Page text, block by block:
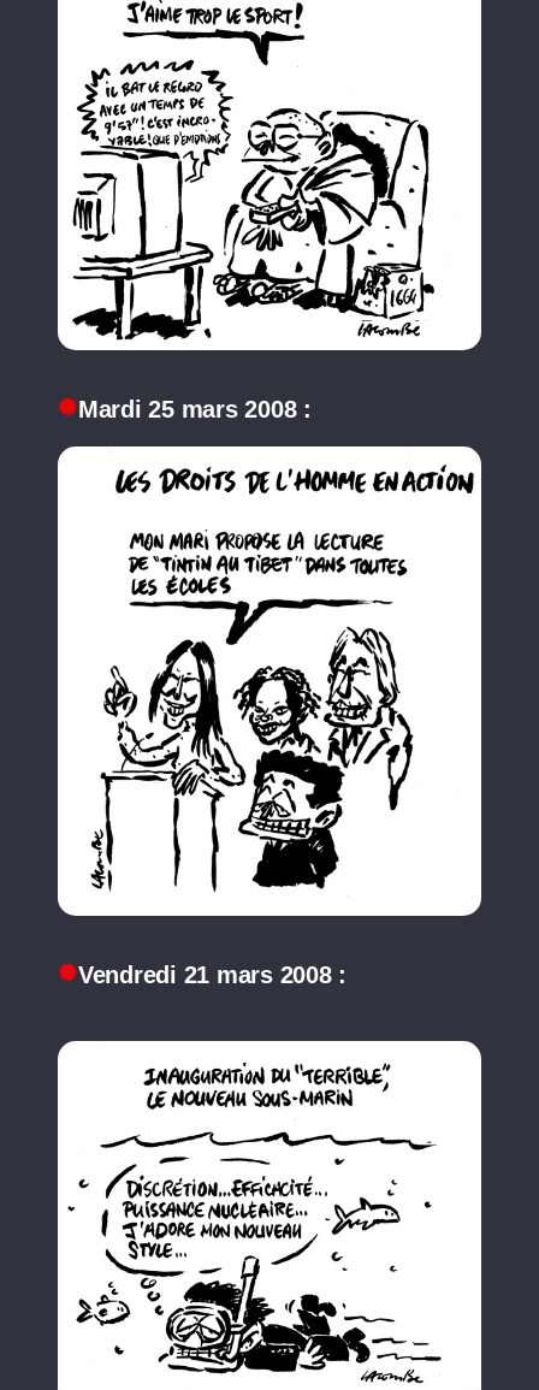
Mardi 25 mars 2008 :
Vendredi 21 mars 2008 :